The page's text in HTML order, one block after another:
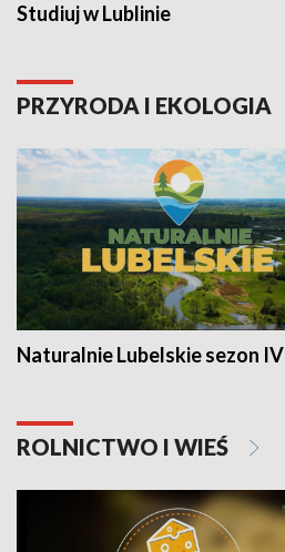
Studiuj w Lublinie
PRZYRODA I EKOLOGIA
Naturalnie Lubelskie sezon IV
ROLNICTWO I WIEŚ